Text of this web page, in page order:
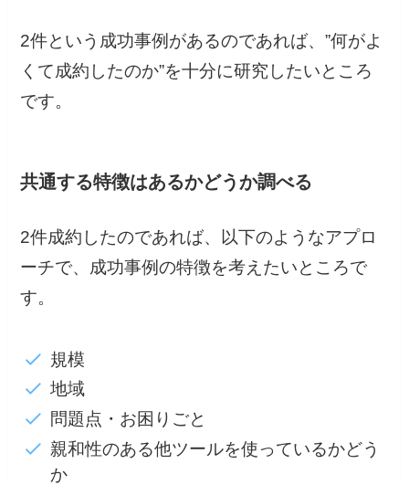
2件という成功事例があるのであれば、”何がよ
くて成約したのか”を十分に研究したいところ
です。
共通する特徴はあるかどうか調べる
2件成約したのであれば、以下のようなアプロ
ーチで、成功事例の特徴を考えたいところで
す。
規模
地域
問題点・お困りごと
親和性のある他ツールを使っているかどう
か